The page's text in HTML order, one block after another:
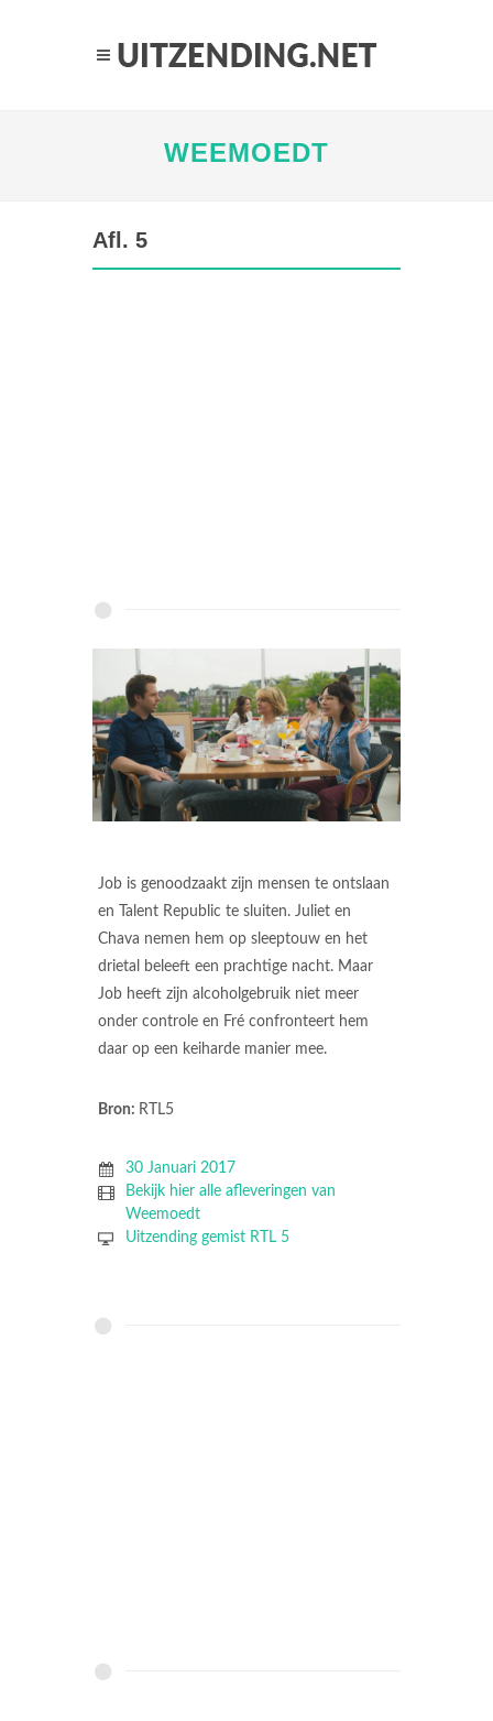
WEEMOEDT
Afl. 5
Job is genoodzaakt zijn mensen te ontslaan
en Talent Republic te sluiten. Juliet en
Chava nemen hem op sleeptouw en het
drietal beleeft een prachtige nacht. Maar
Job heeft zijn alcoholgebruik niet meer
onder controle en Fré confronteert hem
daar op een keiharde manier mee.
Bron: RTL5
30 Januari 2017
Bekijk hier alle afleveringen van
Weemoedt
Uitzending gemist RTL 5